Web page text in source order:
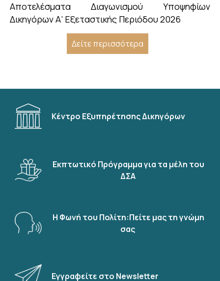
Αποτελέσματα Διαγωνισμού Υποψηφίων
Δικηγόρων Α’ Εξεταστικής Περιόδου 2026
Δείτε περισσότερα
Κέντρο Εξυπηρέτησης Δικηγόρων
Εκπτωτικό Πρόγραμμα για τα μέλη του
ΔΣΑ
Η Φωνή του Πολίτη:Πείτε μας τη γνώμη
σας
Εγγραφείτε στο Newsletter